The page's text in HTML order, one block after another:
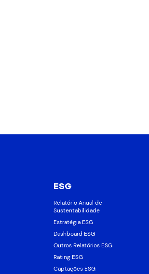
ESG
Relatório Anual de
Sustentabilidade
Estratégia ESG
Dashboard ESG
Outros Relatórios ESG
Rating ESG
Captações ESG